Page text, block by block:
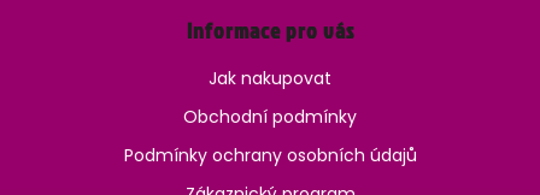
Informace pro vás
Jak nakupovat
Obchodní podmínky
Podmínky ochrany osobních údajů